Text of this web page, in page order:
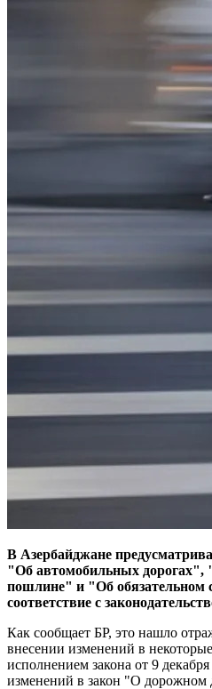
В Азербайджане
"Об автомобильных дорогах",
пошлине" и "Об обязательном
соответствие с
Как сообщает БР, это нашло
внесении изменений в
исполнением закона от 9
изменений в закон "О